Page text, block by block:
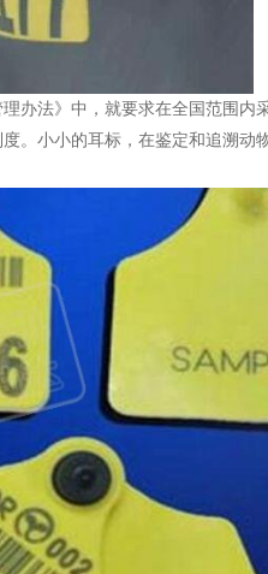
办法》中，就要求在全国范围内
。小小的耳标，在鉴定和追溯动